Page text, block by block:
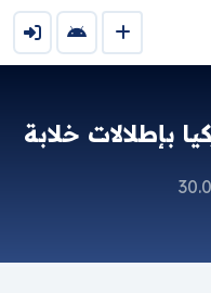
بإطلالات خلابة